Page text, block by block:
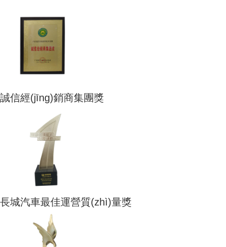
誠信經(jīng)銷商集團獎
長城汽車最佳運營質(zhì)量獎